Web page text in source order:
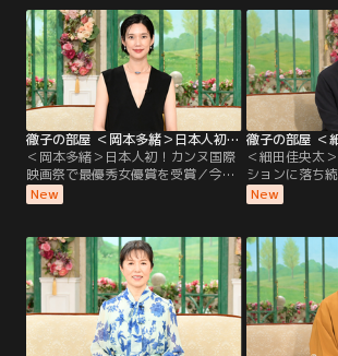
ワン」で令和初の仮面ライダーに抜
擢されて俳優デビューし、子どもた
ちから大人気に！特別に変身ポーズ
を披露してもらう一幕も！朝ドラ出
演の反響や、撮影での苦労について
も伺う。
さんは黒柳と
自慢の後輩！
んの初出演は
に“太っていた
2002年に結婚
誠一さん。
徹子の部屋 ＜岡本多緒＞日本人初！カンヌ国際映画祭で最優秀女優賞を受賞（2026/08/04放送分）
＜岡本多緒＞日本人初！カンヌ国際
映画祭で最優秀女優賞を受賞／今日
のゲストは、モデル・俳優として世
界で活躍する岡本多緒さん。映画
初となるカンヌ国際映画祭の最優秀
女優賞を受賞する快挙を成し遂げ
た。パリ、ニューヨーク、ミラノ、
ロンドンの世界4大コレクションで
活躍するトップモデルだが…。
New
＜細田佳央太
ションに落ち
マや朝ドラな
し、注目を集
ドラ「あんぱ
うする家康」
だ細田さんだ
「テレビの中
能界入りした
New